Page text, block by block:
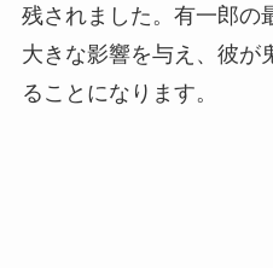
残されました。有一郎の
大きな影響を与え、彼が
ることになります。